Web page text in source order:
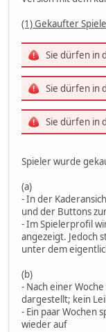
(1) Gekaufter
Sie dürfen in
Sie dürfen in
Sie dürfen in
Spieler wurde
(a)
- In der
und der Buttons
- Im Spielerprofil
angezeigt. Jedoch
unter dem
(b)
- Nach einer
dargestellt; kein
- Ein paar Wochen
wieder auf